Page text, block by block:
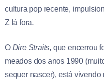
cultura pop recente,
Z lá fora.
O Dire Straits, que encerrou
meados dos anos 1990
sequer nascer), está